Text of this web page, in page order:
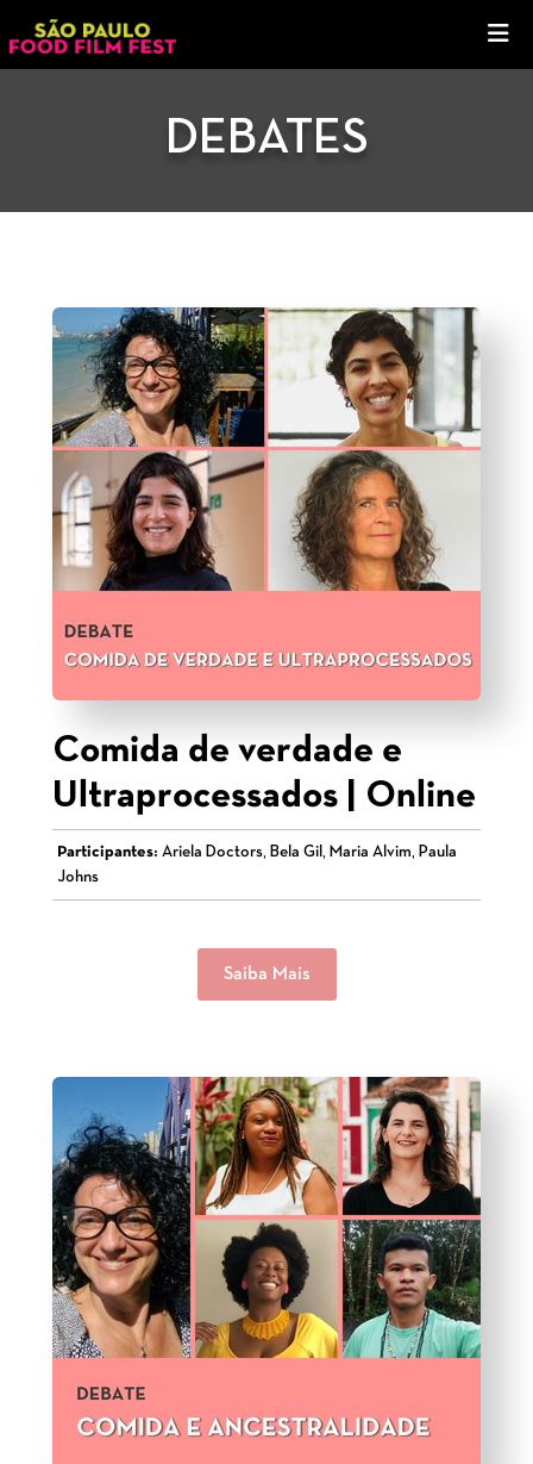
DEBATES
Comida de verdade e
Ultraprocessados | Online
Participantes: Ariela Doctors, Bela Gil, Maria Alvim, Paula
Johns
Saiba Mais